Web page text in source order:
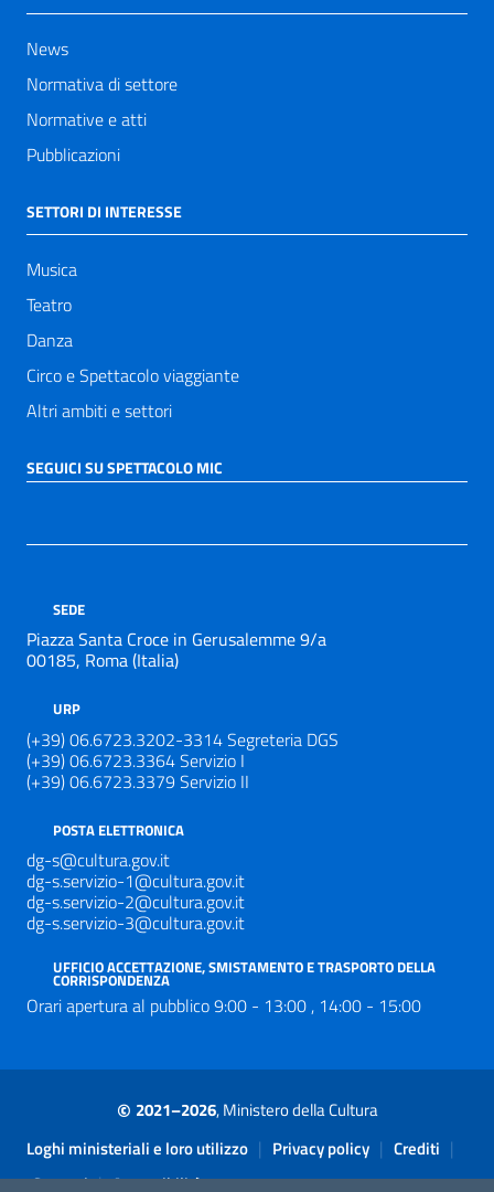
News
Normativa di settore
Normative e atti
Pubblicazioni
SETTORI DI INTERESSE
Musica
Teatro
Danza
Circo e Spettacolo viaggiante
Altri ambiti e settori
SEGUICI SU SPETTACOLO MIC
SEDE
Piazza Santa Croce in Gerusalemme 9/a
00185, Roma (Italia)
URP
(+39) 06.6723.3202-3314 Segreteria DGS
(+39) 06.6723.3364 Servizio I
(+39) 06.6723.3379 Servizio II
POSTA ELETTRONICA
dg-s@cultura.gov.it
dg-s.servizio-1@cultura.gov.it
dg-s.servizio-2@cultura.gov.it
dg-s.servizio-3@cultura.gov.it
UFFICIO ACCETTAZIONE, SMISTAMENTO E TRASPORTO DELLA
CORRISPONDENZA
Orari apertura al pubblico 9:00 - 13:00 , 14:00 - 15:00
© 2021–2026, Ministero della Cultura
Sezione Link Utili
Loghi ministeriali e loro utilizzo | Privacy policy | Crediti |
Contatti | Accessibilità